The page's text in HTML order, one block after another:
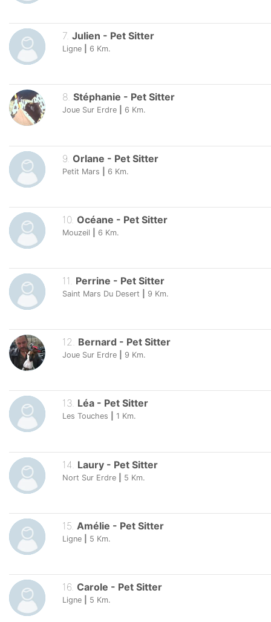
7. Julien - Pet Sitter
Ligne 6 Km.
8. Stéphanie - Pet Sitter
Joue Sur Erdre 6 Km.
9 Orlane - Pet Sitter
Petit Mars 6 Km.
10. Océane - Pet Sitter
Mouzeil 6 Km.
11 Perrine - Pet Sitter
Saint Mars Du Desert 9 Km.
12. Bernard - Pet Sitter
Joue Sur Erdre 9 Km.
13. Léa - Pet Sitter
Les Touches 1 Km.
14 Laury - Pet Sitter
Nort Sur Erdre 5 Km.
15 Amélie - Pet Sitter
Ligne 5 Km.
16 Carole - Pet Sitter
Ligne 5 Km.